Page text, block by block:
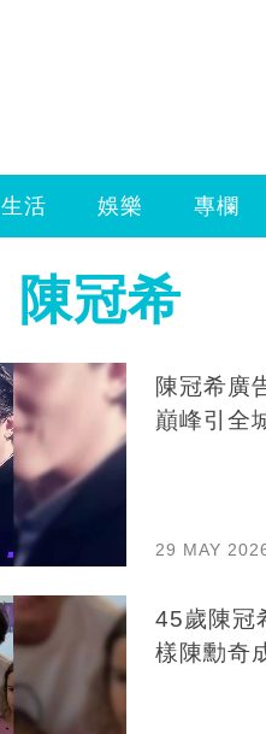
生活 娛樂 專欄
陳冠希
陳冠希廣
巔峰引全
29 MAY
45歲陳冠
樣陳勳奇